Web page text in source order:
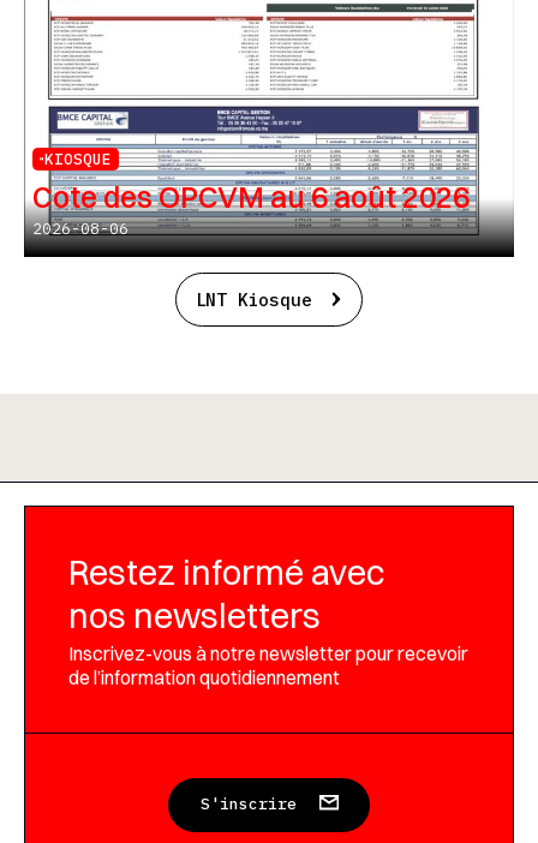
KIOSQUE
Cote des OPCVM au 6 août 2026
2026-08-06
LNT Kiosque
Restez informé avec
nos newsletters
Inscrivez-vous à notre newsletter pour recevoir
de l’information quotidiennement
S'inscrire